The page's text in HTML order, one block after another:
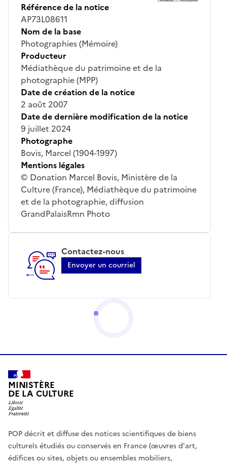
Référence de la notice
AP73L08611
Nom de la base
Photographies (Mémoire)
Producteur
Médiathèque du patrimoine et de la
photographie (MPP)
Date de création de la notice
2 août 2007
Date de dernière modification de la notice
9 juillet 2024
Photographe
Bovis, Marcel (1904-1997)
Mentions légales
© Donation Marcel Bovis, Ministère de la
Culture (France), Médiathèque du patrimoine
et de la photographie, diffusion
GrandPalaisRmn Photo
Contactez-nous
Envoyer un courriel
MINISTÈRE
DE LA CULTURE
POP décrit et diffuse des notices scientifiques de biens
culturels étudiés ou conservés en France (œuvres d'art,
édifices ou sites, objets ou ensembles mobiliers,